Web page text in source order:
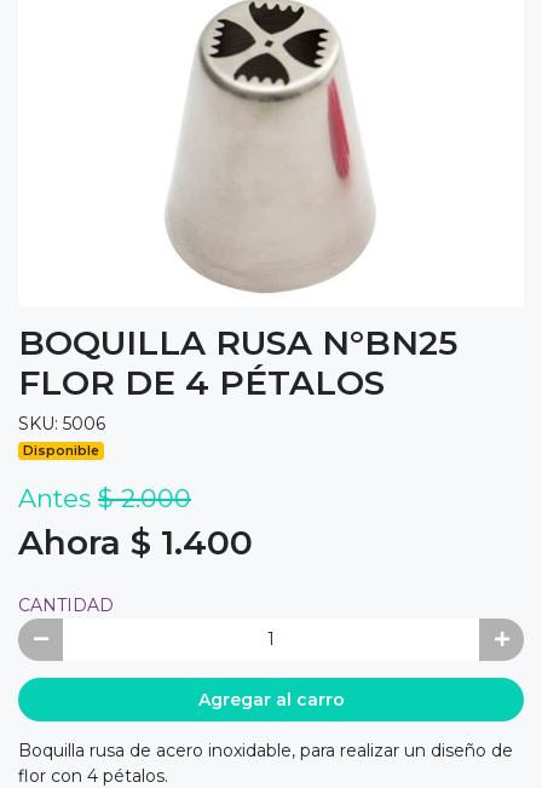
BOQUILLA RUSA N°BN25
FLOR DE 4 PÉTALOS
SKU: 5006
Disponible
Antes $ 2.000
Ahora $ 1.400
CANTIDAD
Agregar al carro
Boquilla rusa de acero inoxidable, para realizar un diseño de
flor con 4 pétalos.